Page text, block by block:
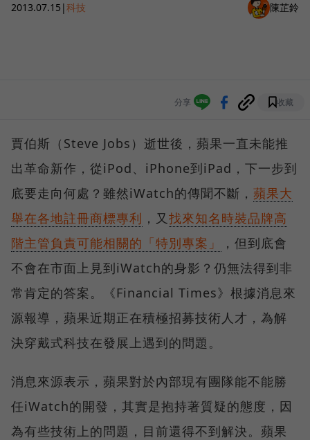
2013.07.15 |科技 陳芷鈴
分享 收藏
賈伯斯（Steve Jobs）逝世後，蘋果一直未能推
出革命新作，從iPod、iPhone到iPad，下一步到
底要走向何處？雖然iWatch的傳聞不斷， 蘋果大
舉在各地註冊商標專利 ，又找來知名時裝品牌高
階主管負責可能相關的「特別專案」
，但到底會
不會在市面上見到iWatch的身影？仍無法得到非
常肯定的答案。《Financial Times》根據消息來
源報導，蘋果近期正在積極招募技術人才，為解
決穿戴式科技在發展上遇到的問題。
消息來源表示，蘋果對於內部現有團隊能不能勝
任iWatch的開發，其實是抱持著質疑的態度，因
為有些技術上的問題，目前還得不到解決。蘋果